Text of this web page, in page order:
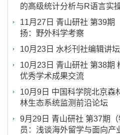
的高级统计分析与R语言实
11月27日 青山研社 第39期
扬：野外科学考察
10月23日 水杉刊社编辑讲
10月23日 青山研社 第38期
优秀学术成果交流
10月9日 中国科学院北京森
林生态系统监测前沿论坛
9月29日 青山研社 第37期
员：浅谈海外留学与面向产